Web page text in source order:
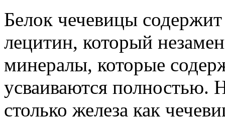
Белок чечевицы
лецитин, который
минералы, которые
усваиваются полностью.
столько железа как